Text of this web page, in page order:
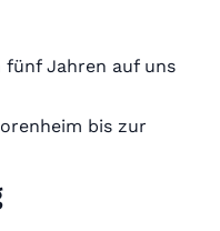
fünf Jahren auf uns
bis zur